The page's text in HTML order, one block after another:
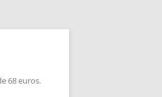
68 euros.